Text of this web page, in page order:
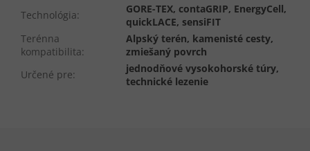
Technológia:
GORE-TEX, contaGRIP, EnergyCell,
quickLACE, sensiFIT
Terénna
kompatibilita:
Alpský terén, kamenisté cesty,
zmiešaný povrch
Určené pre:
jednodňové vysokohorské túry,
technické lezenie